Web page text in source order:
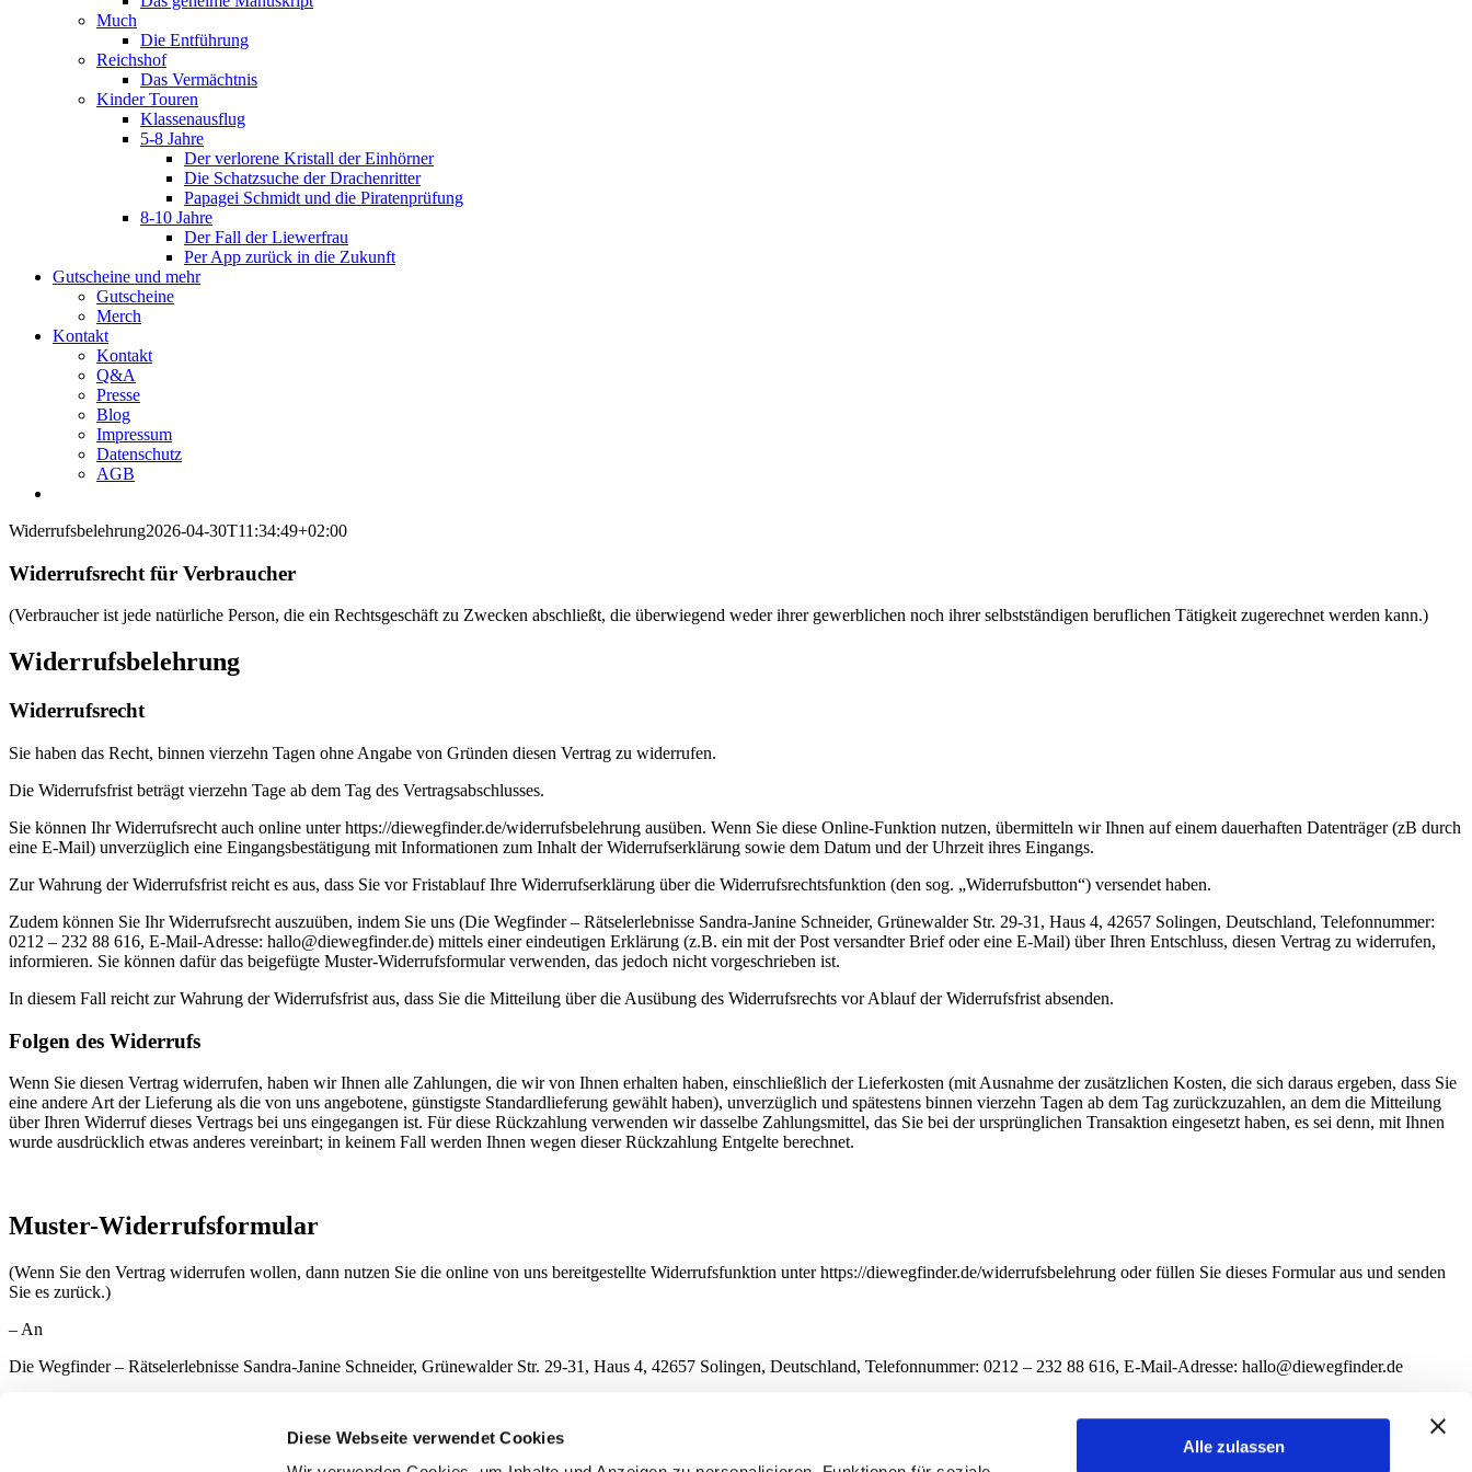
Diese Webseite verwendet Cookies
Alle zulassen
Much
Die Entführung
Reichshof
Das Vermächtnis
Kinder Touren
Klassenausflug
5-8 Jahre
Der verlorene Kristall der Einhörner
Die Schatzsuche der Drachenritter
Papagei Schmidt und die Piratenprüfung
8-10 Jahre
Der Fall der Liewerfrau
Per App zurück in die Zukunft
Gutscheine und mehr
Gutscheine
Merch
Kontakt
Kontakt
Q&A
Presse
Blog
Impressum
Datenschutz
AGB
Widerrufsbelehrung2026-04-30T11:34:49+02:00
Widerrufsrecht für Verbraucher
(Verbraucher ist jede natürliche Person, die ein Rechtsgeschäft zu Zwecken abschließt, die überwiegend weder ihrer gewerblichen noch ihrer selbstständigen beruflichen Tätigkeit zugerechnet werden kann.)
Widerrufsbelehrung
Widerrufsrecht
Sie haben das Recht, binnen vierzehn Tagen ohne Angabe von Gründen diesen Vertrag zu widerrufen.
Die Widerrufsfrist beträgt vierzehn Tage ab dem Tag des Vertragsabschlusses.
Sie können Ihr Widerrufsrecht auch online unter https://diewegfinder.de/widerrufsbelehrung ausüben. Wenn Sie diese Online-Funktion nutzen, übermitteln wir Ihnen auf einem dauerhaften Datenträger (zB durch
eine E-Mail) unverzüglich eine Eingangsbestätigung mit Informationen zum Inhalt der Widerrufserklärung sowie dem Datum und der Uhrzeit ihres Eingangs.
Zur Wahrung der Widerrufsfrist reicht es aus, dass Sie vor Fristablauf Ihre Widerrufserklärung über die Widerrufsrechtsfunktion (den sog. „Widerrufsbutton“) versendet haben.
Zudem können Sie Ihr Widerrufsrecht auszuüben, indem Sie uns (Die Wegfinder – Rätselerlebnisse Sandra-Janine Schneider, Grünewalder Str. 29-31, Haus 4, 42657 Solingen, Deutschland, Telefonnummer:
0212 – 232 88 616, E-Mail-Adresse: hallo@diewegfinder.de) mittels einer eindeutigen Erklärung (z.B. ein mit der Post versandter Brief oder eine E-Mail) über Ihren Entschluss, diesen Vertrag zu widerrufen,
informieren. Sie können dafür das beigefügte Muster-Widerrufsformular verwenden, das jedoch nicht vorgeschrieben ist.
In diesem Fall reicht zur Wahrung der Widerrufsfrist aus, dass Sie die Mitteilung über die Ausübung des Widerrufsrechts vor Ablauf der Widerrufsfrist absenden.
Folgen des Widerrufs
Wenn Sie diesen Vertrag widerrufen, haben wir Ihnen alle Zahlungen, die wir von Ihnen erhalten haben, einschließlich der Lieferkosten (mit Ausnahme der zusätzlichen Kosten, die sich daraus ergeben, dass Sie
eine andere Art der Lieferung als die von uns angebotene, günstigste Standardlieferung gewählt haben), unverzüglich und spätestens binnen vierzehn Tagen ab dem Tag zurückzuzahlen, an dem die Mitteilung
über Ihren Widerruf dieses Vertrags bei uns eingegangen ist. Für diese Rückzahlung verwenden wir dasselbe Zahlungsmittel, das Sie bei der ursprünglichen Transaktion eingesetzt haben, es sei denn, mit Ihnen
wurde ausdrücklich etwas anderes vereinbart; in keinem Fall werden Ihnen wegen dieser Rückzahlung Entgelte berechnet.
Muster-Widerrufsformular
(Wenn Sie den Vertrag widerrufen wollen, dann nutzen Sie die online von uns bereitgestellte Widerrufsfunktion unter https://diewegfinder.de/widerrufsbelehrung oder füllen Sie dieses Formular aus und senden
Sie es zurück.)
– An
Die Wegfinder – Rätselerlebnisse Sandra-Janine Schneider, Grünewalder Str. 29-31, Haus 4, 42657 Solingen, Deutschland, Telefonnummer: 0212 – 232 88 616, E-Mail-Adresse: hallo@diewegfinder.de